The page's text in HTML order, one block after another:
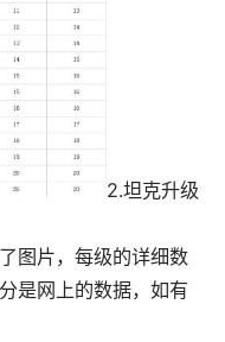
2.坦克升级
图片，每级的详细数
是网上的数据，如有